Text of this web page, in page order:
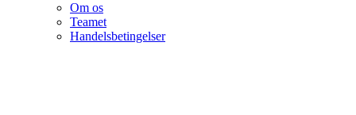
Om os
Teamet
Handelsbetingelser